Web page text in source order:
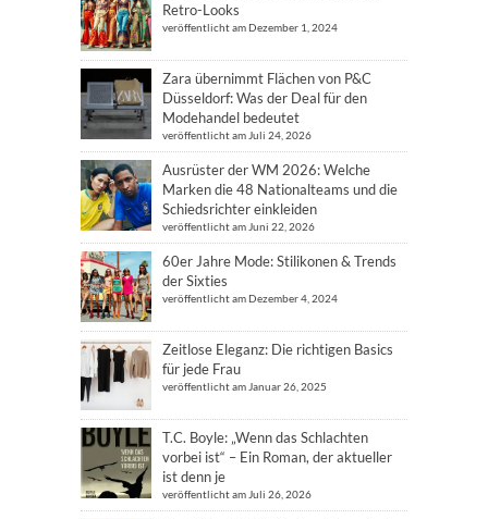
Retro-Looks
veröffentlicht am Dezember 1, 2024
Zara übernimmt Flächen von P&C
Düsseldorf: Was der Deal für den
Modehandel bedeutet
veröffentlicht am Juli 24, 2026
Ausrüster der WM 2026: Welche
Marken die 48 Nationalteams und die
Schiedsrichter einkleiden
veröffentlicht am Juni 22, 2026
60er Jahre Mode: Stilikonen & Trends
der Sixties
veröffentlicht am Dezember 4, 2024
Zeitlose Eleganz: Die richtigen Basics
für jede Frau
veröffentlicht am Januar 26, 2025
T.C. Boyle: „Wenn das Schlachten
vorbei ist“ – Ein Roman, der aktueller
ist denn je
veröffentlicht am Juli 26, 2026